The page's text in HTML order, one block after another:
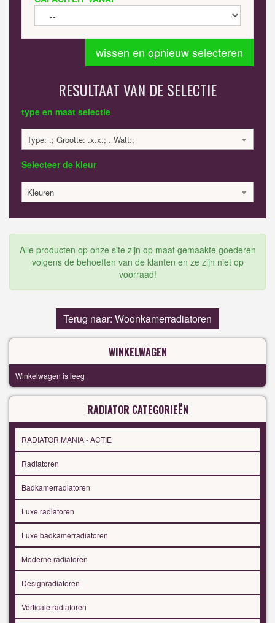
wissen en opnieuw selecteren
RESULTAAT VAN DE SELECTIE
type en maat selectie
Type: .; Grootte: .x.x.; . Watt:;
Selecteer de kleur
Kleuren
Alle producten op onze site zijn op maat gemaakte goederen
volgens de behoeften van de klanten en ze zijn niet op
voorraad!
Terug naar: Woonkamerradiatoren
WINKELWAGEN
Winkelwagen is leeg
RADIATOR CATEGORIEËN
RADIATOR MANIA - ACTIE
Radiatoren
Badkamerradiatoren
Luxe radiatoren
Luxe badkamerradiatoren
Moderne radiatoren
Designradiatoren
Verticale radiatoren